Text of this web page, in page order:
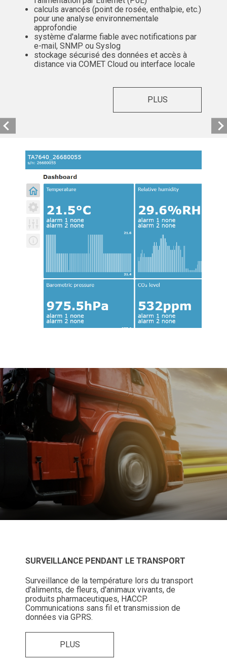
calculs avancés (point de rosée, enthalpie, etc.)
pour une analyse environnementale
approfondie
système d'alarme fiable avec notifications par
e-mail, SNMP ou Syslog
stockage sécurisé des données et accès à
distance via COMET Cloud ou interface locale
PLUS
SURVEILLANCE PENDANT LE TRANSPORT
Surveillance de la température lors du transport
d'aliments, de fleurs, d'animaux vivants, de
produits pharmaceutiques, HACCP.
Communications sans fil et transmission de
données via GPRS.
PLUS